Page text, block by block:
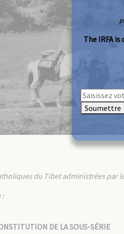
du Tibet administrées par
:
DE LA SOUS-SÉRIE
The IRFA
Soumettre